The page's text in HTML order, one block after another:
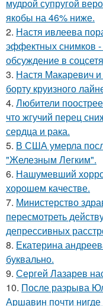
мудрой супругой
якобы на 46% ниже.
2. Настя ивлеева
эффектных снимков
обсуждение в
3. Настя Макаревич
борту круизного
4. Любители
что жгучий перец
сердца и рака.
5. В США умерла
"Железным Легким".
6. Нашумевший
хорошем качестве.
7. Министерство
пересмотреть
депрессивных
8. Екатерина
буквально.
9. Сергей Лазарев
10. После разрыва
Аршавин почти